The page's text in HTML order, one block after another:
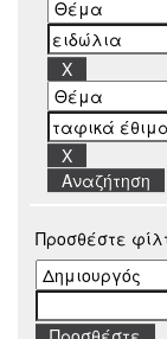
Προσθέστε